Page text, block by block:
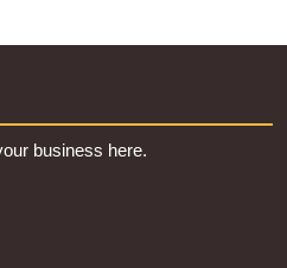
business here.